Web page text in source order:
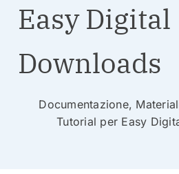
Easy Digital
Downloads
Documentazione,
Tutorial per Easy